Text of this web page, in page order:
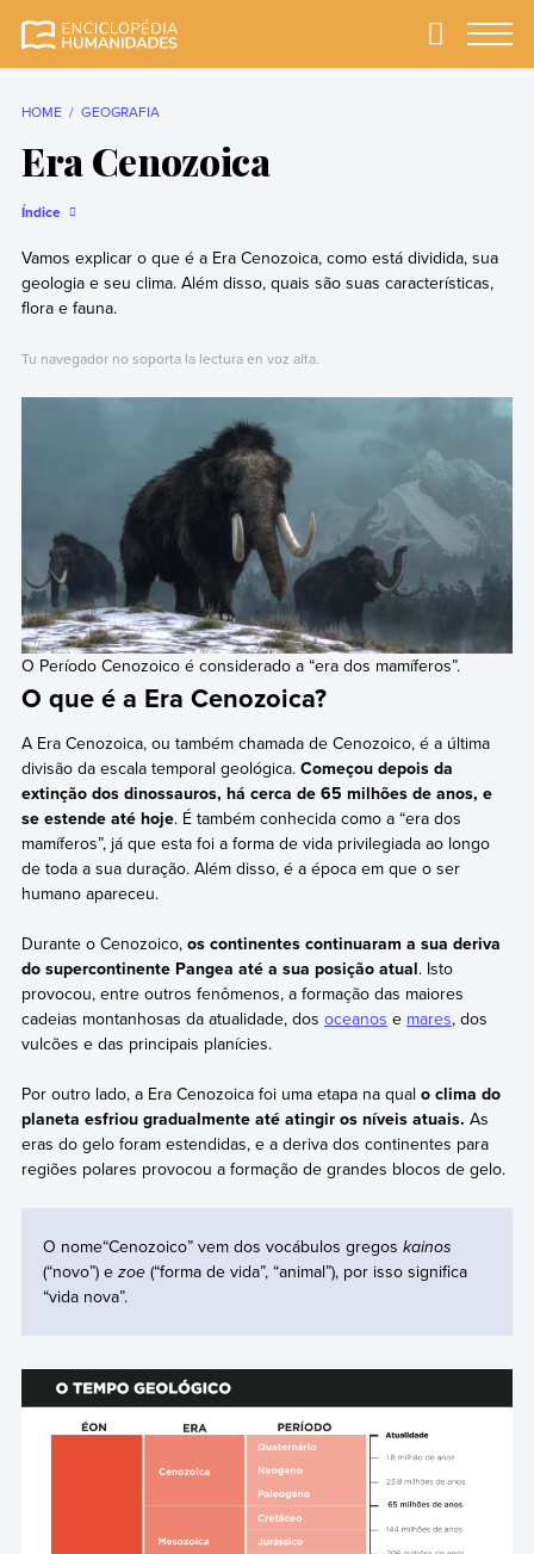
completa e mais
Primary
HOME GEOGRAFIA
Era Cenozoica
Índice
Vamos explicar o que é a Era Cenozoica, como está dividida, sua
geologia e seu clima. Além disso, quais são suas características,
flora e fauna.
Tu navegador no soporta la lectura en voz alta.
O Período Cenozoico é considerado a “era dos mamíferos”.
O que é a Era Cenozoica?
A Era Cenozoica, ou também chamada de Cenozoico, é a última
divisão da escala temporal geológica. Começou depois da
extinção dos dinossauros, há cerca de 65 milhões de anos, e
se estende até hoje. É também conhecida como a “era dos
mamíferos”, já que esta foi a forma de vida privilegiada ao longo
de toda a sua duração. Além disso, é a época em que o ser
humano apareceu.
Durante o Cenozoico, os continentes continuaram a sua deriva
do supercontinente Pangea até a sua posição atual. Isto
provocou, entre outros fenômenos, a formação das maiores
cadeias montanhosas da atualidade, dos oceanos e mares, dos
vulcões e das principais planícies.
Por outro lado, a Era Cenozoica foi uma etapa na qual o clima do
planeta esfriou gradualmente até atingir os níveis atuais. As
eras do gelo foram estendidas, e a deriva dos continentes para
regiões polares provocou a formação de grandes blocos de gelo.
O nome“Cenozoico” vem dos vocábulos gregos kainos
(“novo”) e zoe(“forma de vida”, “animal”), por isso significa
“vida nova”.